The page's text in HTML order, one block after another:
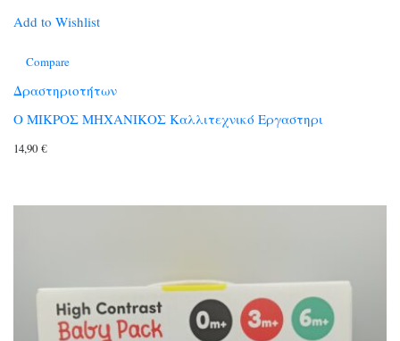
Add to Wishlist
Compare
Δραστηριοτήτων
Ο ΜΙΚΡΟΣ ΜΗΧΑΝΙΚΟΣ Καλλιτεχνικό Εργαστηρι
14,90 €